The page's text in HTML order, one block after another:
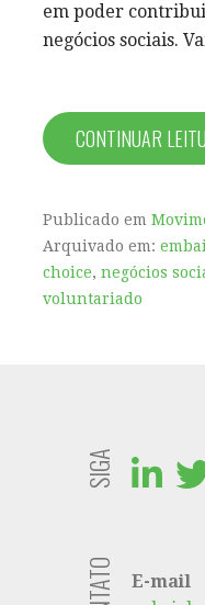
em poder
negócios sociais.
CONTINUAR
Publicado em
Arquivado em:
choice, negócios
voluntariado
SIGA
E-mail